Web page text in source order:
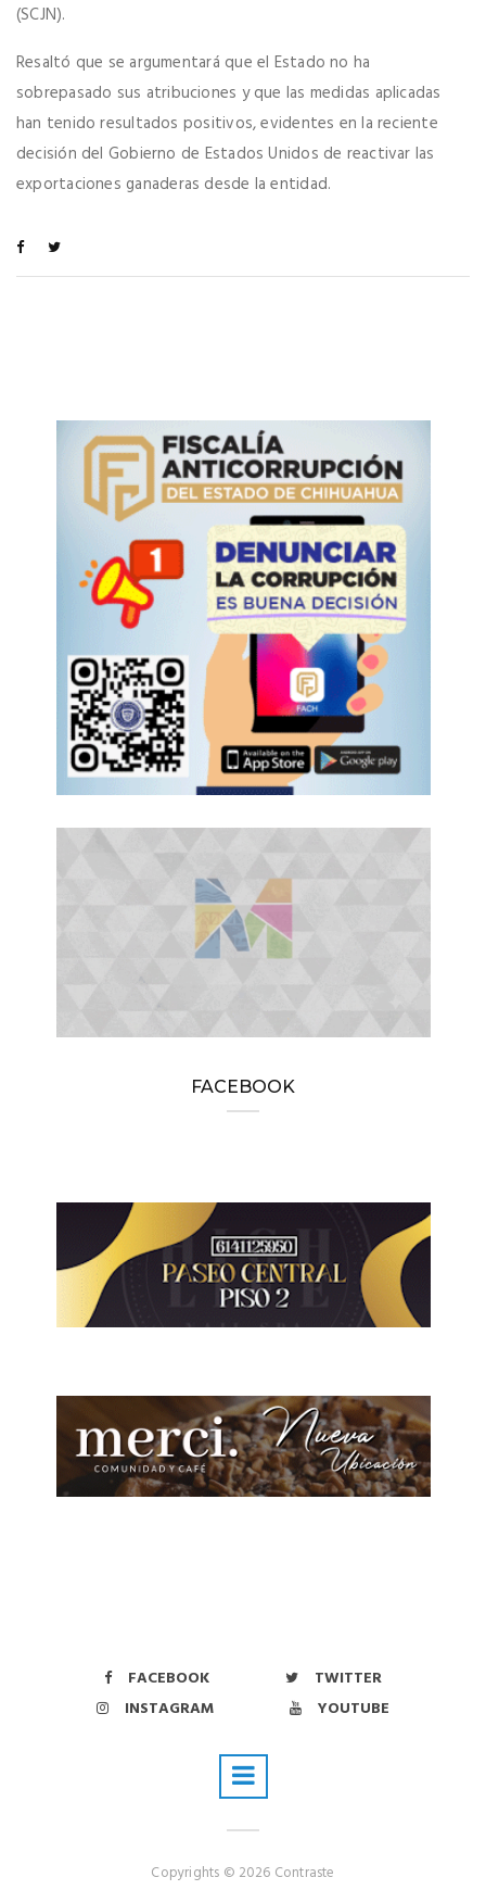
(SCJN).
Resaltó que se argumentará que el Estado no ha
sobrepasado sus atribuciones y que las medidas aplicadas
han tenido resultados positivos, evidentes en la reciente
decisión del Gobierno de Estados Unidos de reactivar las
exportaciones ganaderas desde la entidad.
FACEBOOK
FACEBOOK
TWITTER
INSTAGRAM
YOUTUBE
Copyrights © 2026 Contraste